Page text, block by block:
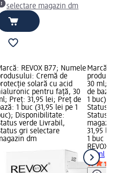
selectare magazin dm
REVOX B77; Numele
Cremă de
solară cu acid
pentru față, 30
Preț: 31,95 lei; Preț de
1 buc (31,95 lei pe 1
Disponibilitate:
verde Livrabil,
gri selectare
dm
Marcă:
30 ml;
de bază:
1 buc);
Status
Status
31,95 lei
1 buc
REVOX
30 ml